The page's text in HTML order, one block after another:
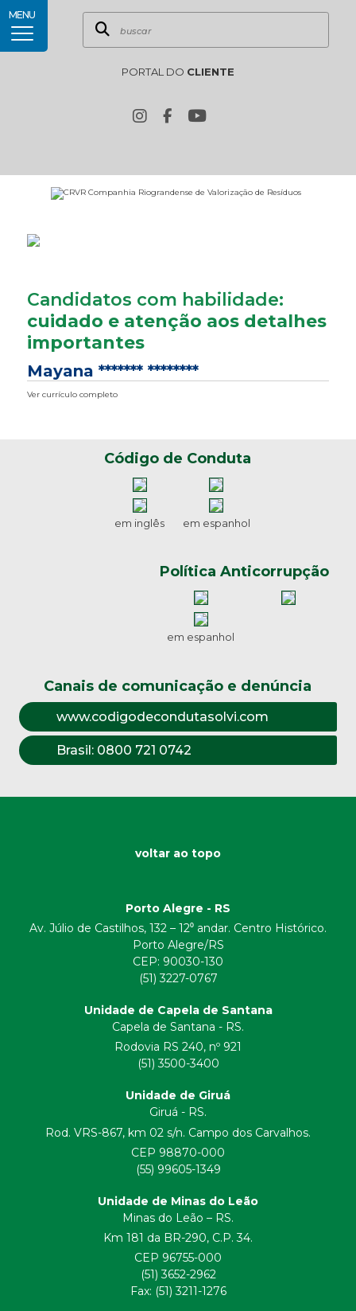
PORTAL DO CLIENTE
MENU
Candidatos com habilidade:
cuidado e atenção aos detalhes
importantes
Mayana ******* ********
Ver currículo completo
Código de Conduta
em inglês em espanhol
Política Anticorrupção
em espanhol
Canais de comunicação e denúncia
www.codigodecondutasolvi.com
Brasil: 0800 721 0742
voltar ao topo
Porto Alegre - RS
Av. Júlio de Castilhos, 132 – 12⁰ andar. Centro Histórico.
Porto Alegre/RS
CEP: 90030-130
(51) 3227-0767
Unidade de Capela de Santana
Capela de Santana - RS.
Rodovia RS 240, nº 921
(51) 3500-3400
Unidade de Giruá
Giruá - RS.
Rod. VRS-867, km 02 s/n. Campo dos Carvalhos.
CEP 98870-000
(55) 99605-1349
Unidade de Minas do Leão
Minas do Leão – RS.
Km 181 da BR-290, C.P. 34.
CEP 96755-000
(51) 3652-2962
Fax: (51) 3211-1276